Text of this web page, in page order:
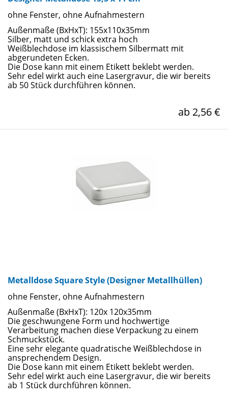
ohne Fenster, ohne Aufnahmestern
Außenmaße (BxHxT): 155x110x35mm
Silber, matt und schick extra hoch
Weißblechdose im klassischem Silbermatt mit
abgerundeten Ecken.
Die Dose kann mit einem Etikett beklebt werden.
Sehr edel wirkt auch eine Lasergravur, die wir bereits
ab 50 Stück durchführen können.
ab 2,56 €
Metalldose Square Style (Designer Metallhüllen)
ohne Fenster, ohne Aufnahmestern
Außenmaße (BxHxT): 120x 120x35mm
Die geschwungene Form und hochwertige
Verarbeitung machen diese Verpackung zu einem
Schmuckstück.
Eine sehr elegante quadratische Weißblechdose in
ansprechendem Design.
Die Dose kann mit einem Etikett beklebt werden.
Sehr edel wirkt auch eine Lasergravur, die wir bereits
ab 1 Stück durchführen können.